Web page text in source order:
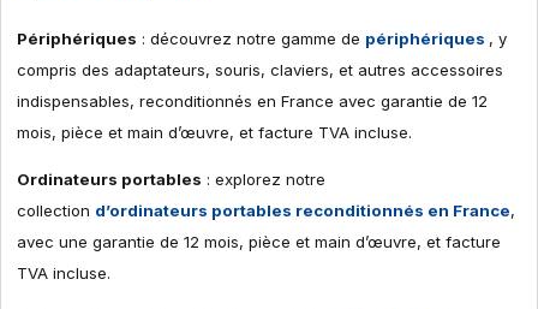
Périphériques : découvrez notre gamme de périphériques , y
compris des adaptateurs, souris, claviers, et autres accessoires
indispensables, reconditionnés en France avec garantie de 12
mois, pièce et main d’œuvre, et facture TVA incluse.
Ordinateurs portables : explorez notre
collection d’ordinateurs portables reconditionnés en France,
avec une garantie de 12 mois, pièce et main d’œuvre, et facture
TVA incluse.